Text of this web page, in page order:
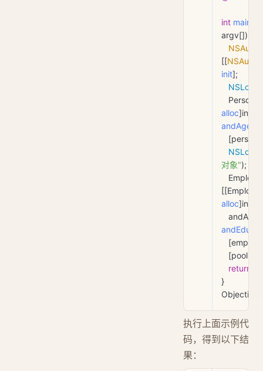
int main
argv[]) {
[[
init];
   NSLog
alloc
andAge:
   [person
   NSLog
对象");
alloc
   andAge:
   [pool
   return
}
Objective-
执行上面示例代
码，得到以下结
果：